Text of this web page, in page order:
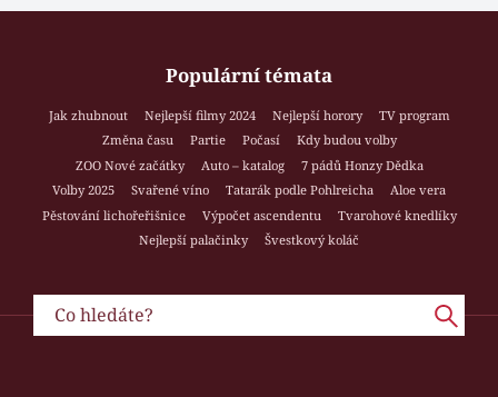
Populární témata
Jak zhubnout Nejlepší filmy 2024 Nejlepší horory
TV program
Změna času
Partie Počasí
Kdy budou volby
ZOO Nové začátky
Auto – katalog
7 pádů Honzy Dědka
Volby 2025
Svařené víno Tatarák podle Pohlreicha
Aloe vera
Pěstování lichořeřišnice
Výpočet ascendentu
Tvarohové knedlíky
Nejlepší palačinky
Švestkový koláč